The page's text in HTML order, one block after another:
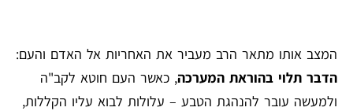
המצב אותו מתאר הרב מעביר את האחריות אל האדם והעם:
הדבר תלוי בהוראת המערכה, כאשר העם חוטא לקב"ה
ולמעשה עובר להנהגת הטבע – עלולות לבוא עליו הקללות,